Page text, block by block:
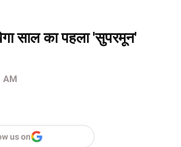
साल का पहला 'सुपरमून'
AM
us on